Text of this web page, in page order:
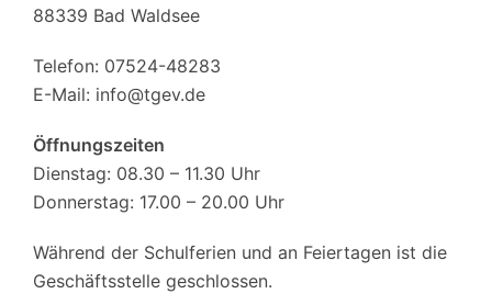
88339 Bad Waldsee
Telefon: 07524-48283
E-Mail: info@tgev.de
Öffnungszeiten
Dienstag: 08.30 – 11.30 Uhr
Donnerstag: 17.00 – 20.00 Uhr
Während der Schulferien und an Feiertagen ist die
Geschäftsstelle geschlossen.